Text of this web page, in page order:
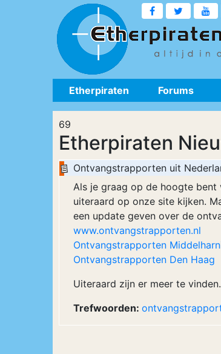
Etherpiraten Forums
69
Etherpiraten
Ontvangstrapporten uit
Als je graag op de hoogte bent
uiteraard op onze site kijken.
een update geven over de
www.ontvangstrapporten.nl
Ontvangstrapporten
Ontvangstrapporten Den Haag
Uiteraard zijn er meer te
Trefwoorden: